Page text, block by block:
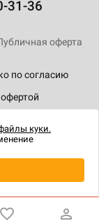
31-36
по согласию
оферта
куки.